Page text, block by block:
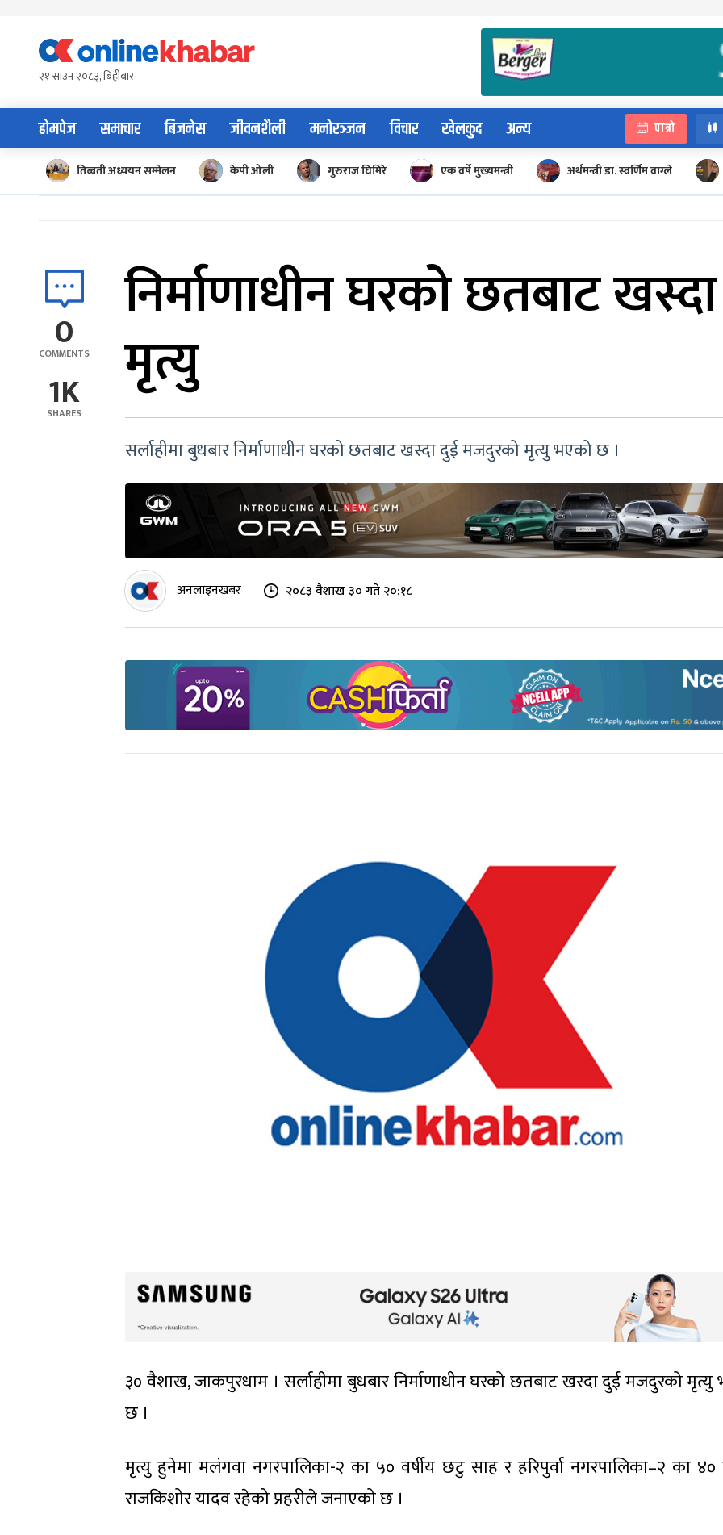
content२१ साउन २०८३, बिहीबार
होमपेज समाचार बिजनेस जीवनशैली मनोरञ्जन विचार खेलकुद अन्य पात्रो
तिब्बती अध्ययन सम्मेलन केपी ओली गुरुराज घिमिरे एक वर्षे मुख्यमन्त्री अर्थमन्त्री डा. स्वर्णिम वाग्ले
0
COMMENTS
1K
SHARES
निर्माणाधीन घरको छतबाट
मृत्यु
सर्लाहीमा बुधबार निर्माणाधीन घरको छतबाट खस्दा दुई मजदुरको मृत्यु भएको छ ।
अनलाइनखबर २०८३ वैशाख ३० गते २०:१८
३० वैशाख, जाकपुरधाम । सर्लाहीमा बुधबार निर्माणाधीन घरको छतबाट खस्दा दुई मजदुरको
छ ।
मृत्यु हुनेमा मलंगवा नगरपालिका-२ का ५० वर्षीय छटु साह र हरिपुर्वा नगरपालिका–२ का ४०
राजकिशोर यादव रहेको प्रहरीले जनाएको छ ।